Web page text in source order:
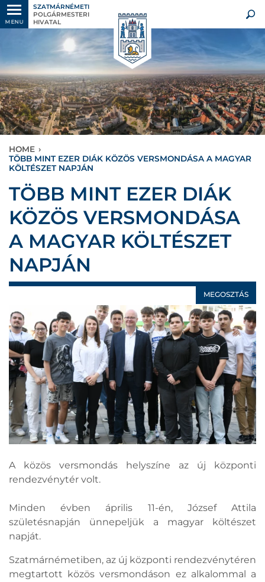
MENU
SZATMÁRNÉMETI
POLGÁRMESTERI
HIVATAL
HOME ›
TÖBB MINT EZER DIÁK KÖZÖS VERSMONDÁSA A MAGYAR
KÖLTÉSZET NAPJÁN
TÖBB MINT EZER DIÁK
KÖZÖS VERSMONDÁSA
A MAGYAR KÖLTÉSZET
NAPJÁN
MEGOSZTÁS
A közös versmondás helyszíne az új központi
rendezvénytér volt.
Minden évben április 11-én, József Attila
születésnapján ünnepeljük a magyar költészet
napját.
Szatmárnémetiben, az új központi rendezvénytéren
megtartott közös versmondáson ez alkalommal a